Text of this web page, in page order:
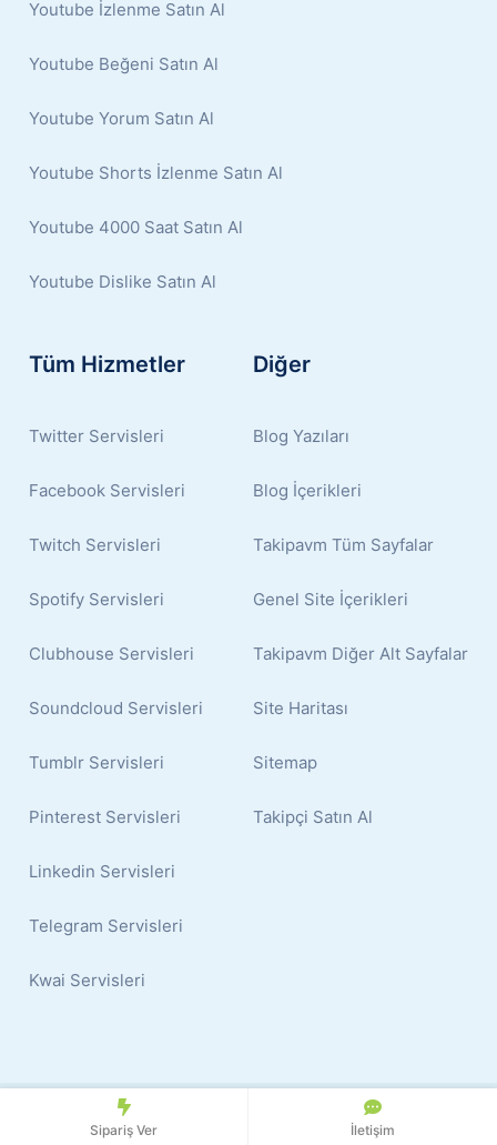
Youtube İzlenme Satın Al
Youtube Beğeni Satın Al
Youtube Yorum Satın Al
Youtube Shorts İzlenme Satın Al
Youtube 4000 Saat Satın Al
Youtube Dislike Satın Al
Tüm Hizmetler
Twitter Servisleri
Facebook Servisleri
Twitch Servisleri
Spotify Servisleri
Clubhouse Servisleri
Soundcloud Servisleri
Tumblr Servisleri
Pinterest Servisleri
Linkedin Servisleri
Telegram Servisleri
Kwai Servisleri
Diğer
Blog Yazıları
Blog İçerikleri
Takipavm Tüm Sayfalar
Genel Site İçerikleri
Takipavm Diğer Alt Sayfalar
Site Haritası
Sitemap
Takipçi Satın Al
© 2024 Copyright: İnstagram Takipçi Satın Al
Sipariş Ver İletişim